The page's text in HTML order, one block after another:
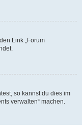
Link „Forum
so kannst du dies im
verwalten“ machen.